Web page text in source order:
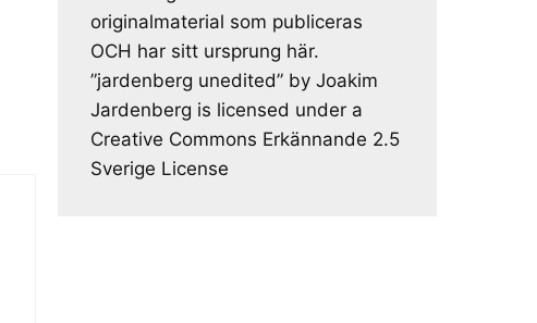
originalmaterial som publiceras
OCH har sitt ursprung här.
”jardenberg unedited” by Joakim
Jardenberg is licensed under a
Creative Commons Erkännande 2.5
Sverige License